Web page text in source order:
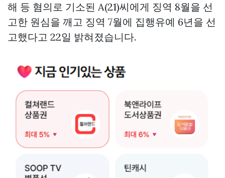
해 등 혐의로 기소된 A(21)씨에게 징역 8월을 선
고한 원심을 깨고 징역 7월에 집행유예 6년을 선
고했다고 22일 밝혀졌습니다.